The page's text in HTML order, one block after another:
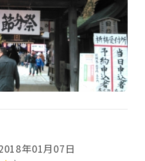
年01月07日